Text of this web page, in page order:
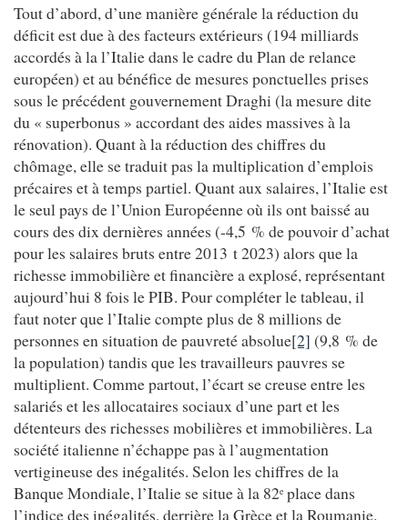
Tout d’abord, d’une manière générale la réduction du
déficit est due à des facteurs extérieurs (194 milliards
accordés à la l’Italie dans le cadre du Plan de relance
européen) et au bénéfice de mesures ponctuelles prises
sous le précédent gouvernement Draghi (la mesure dite
du « superbonus » accordant des aides massives à la
rénovation). Quant à la réduction des chiffres du
chômage, elle se traduit pas la multiplication d’emplois
précaires et à temps partiel. Quant aux salaires, l’Italie est
le seul pays de l’Union Européenne où ils ont baissé au
cours des dix dernières années (-4,5 % de pouvoir d’achat
pour les salaires bruts entre 2013 t 2023) alors que la
richesse immobilière et financière a explosé, représentant
aujourd’hui 8 fois le PIB. Pour compléter le tableau, il
faut noter que l’Italie compte plus de 8 millions de
personnes en situation de pauvreté absolue[2] (9,8 % de
la population) tandis que les travailleurs pauvres se
multiplient. Comme partout, l’écart se creuse entre les
salariés et les allocataires sociaux d’une part et les
détenteurs des richesses mobilières et immobilières. La
société italienne n’échappe pas à l’augmentation
vertigineuse des inégalités. Selon les chiffres de la
Banque Mondiale, l’Italie se situe à la 82e place dans
l’indice des inégalités, derrière la Grèce et la Roumanie.